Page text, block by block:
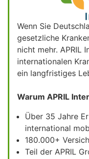
Wenn Sie
gesetzliche
nicht mehr. APRIL
internationalen
ein langfristiges
Warum APRIL
Über 35 Jahre
international
180.000+
Teil der APRIL